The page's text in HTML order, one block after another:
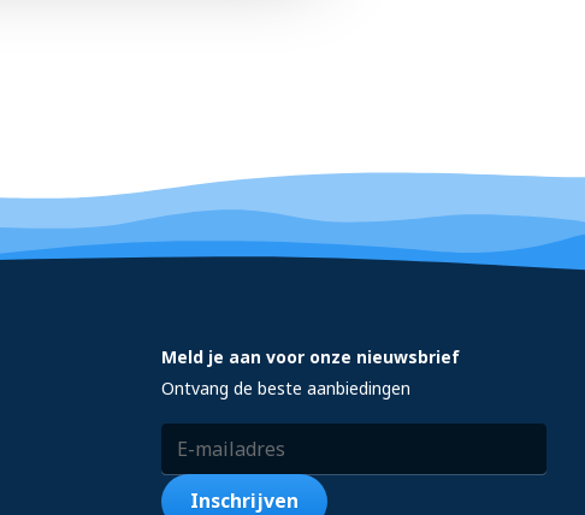
Meld je aan voor onze nieuwsbrief
Ontvang de beste aanbiedingen
E-mailadres
Inschrijven